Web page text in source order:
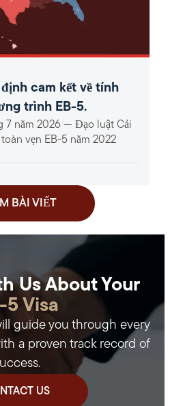
cam kết về tính
trình EB-5.
7 năm 2026 — Đạo luật Cải
vẹn EB-5 năm 2022
BÀI VIẾT
Us About Your
5 Visa
guide you through every
a proven track record of
US